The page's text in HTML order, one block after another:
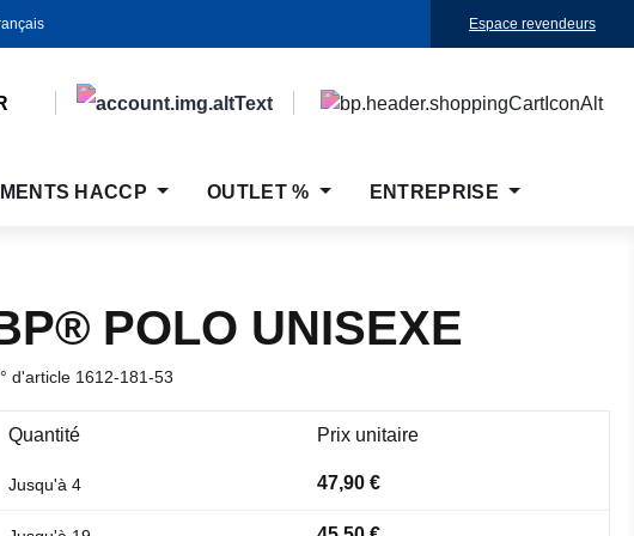
Espace revendeurs
HACCP OUTLET % ENTREPRISE
POLO UNISEXE
d'article 1612-181-53
Quantité Prix unitaire
Jusqu'à 4 47,90 €